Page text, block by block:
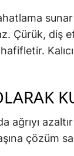
sunar
Çürük, diş
ağrıyı
çözüm